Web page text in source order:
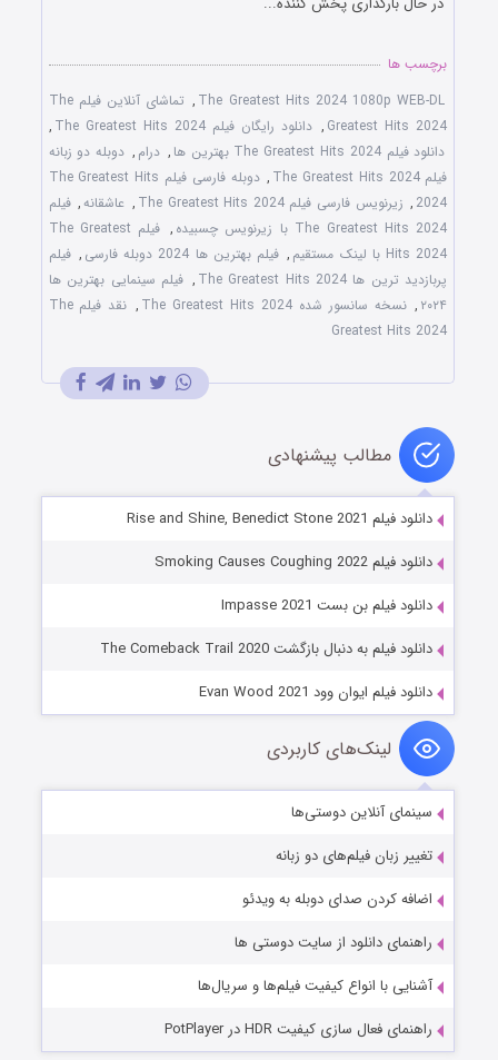
برچسب ها
The Greatest Hits 2024 1080p WEB-DL
,
تماشای آنلاین فیلم The
Greatest Hits 2024
, دانلود رایگان فیلم The Greatest Hits 2024
,
دانلود فیلم The Greatest Hits 2024 بهترین ها
, درام , دوبله دو زبانه
فیلم The Greatest Hits 2024
,
دوبله فارسی فیلم The Greatest Hits
2024
, زیرنویس فارسی فیلم The Greatest Hits 2024 , عاشقانه, فیلم
The Greatest Hits 2024 با زیرنویس چسبیده
,
فیلم The Greatest
Hits 2024 با لینک مستقیم
, فیلم بهترین ها 2024 دوبله فارسی , فیلم
پربازدید ترین ها The Greatest Hits 2024
, فیلم سینمایی بهترین ها
۲۰۲۴ , نسخه سانسور شده The Greatest Hits 2024 ,
نقد فیلم The
Greatest Hits 2024
مطالب پیشنهادی
دانلود فیلم Rise and Shine, Benedict Stone 2021
دانلود فیلم Smoking Causes Coughing 2022
دانلود فیلم بن بست Impasse 2021
دانلود فیلم به دنبال بازگشت The Comeback Trail 2020
دانلود فیلم ایوان وود Evan Wood 2021
لینک‌های کاربردی
سینمای آنلاین دوستی‌ها
تغییر زبان فیلم‌های دو زبانه
اضافه کردن صدای دوبله به ویدئو
راهنمای دانلود از سایت دوستی ها
آشنایی با انواع کیفیت فیلم‌ها و سریال‌ها
راهنمای فعال سازی کیفیت HDR در PotPlayer